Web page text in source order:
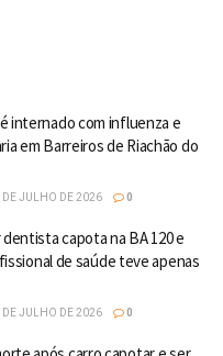
internado com influenza e
em Barreiros de Riachão do
DE JULHO DE 2026 0
capota na BA 120 e
de saúde teve apenas
DE JULHO DE 2026 0